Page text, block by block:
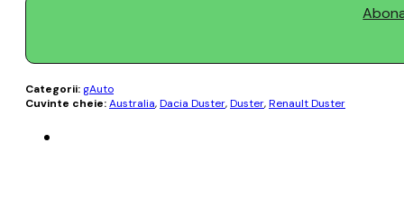
Categorii: gAuto
Cuvinte cheie:Australia,Dacia Duster,Duster,Renault Duster